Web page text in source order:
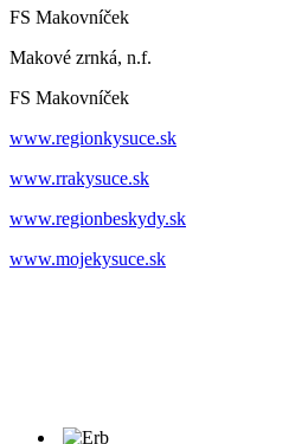
FS Makovníček
Makové zrnká, n.f.
FS Makovníček
www.regionkysuce.sk
www.rrakysuce.sk
www.regionbeskydy.sk
www.mojekysuce.sk